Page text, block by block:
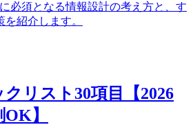
必須となる情報設計の考え方と、す
紹介します。
リスト30項目【2026
】